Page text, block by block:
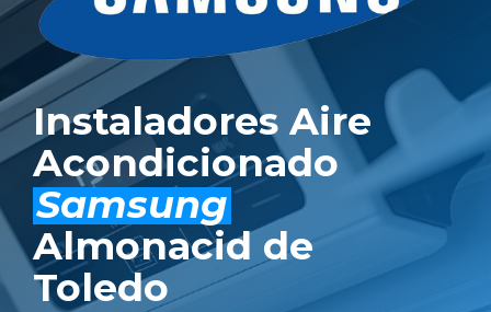
Instaladores Aire
Acondicionado
Samsung
Almonacid de
Toledo